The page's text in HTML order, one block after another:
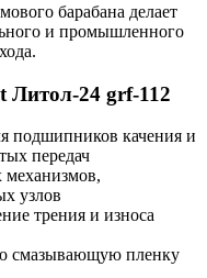
барабана делает
и промышленного
Литол-24 grf-112
подшипников качения и
передач
механизмов,
узлов
трения и износа
смазывающую пленку